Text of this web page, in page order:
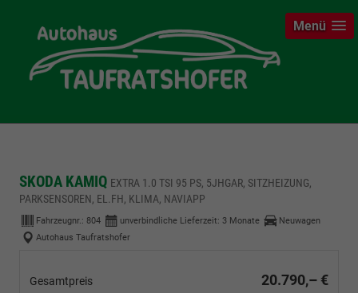
Menü
SKODA KAMIQ EXTRA 1.0 TSI 95 PS, 5JHGAR, SITZHEIZUNG,
PARKSENSOREN, EL.FH, KLIMA, NAVIAPP
Fahrzeugnr.: 804 unverbindliche Lieferzeit: 3 Monate
Neuwagen
Autohaus Taufratshofer
Gesamtpreis 20.790,– €